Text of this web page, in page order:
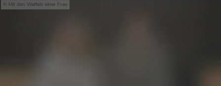
Mit den Waffeln einer Frau